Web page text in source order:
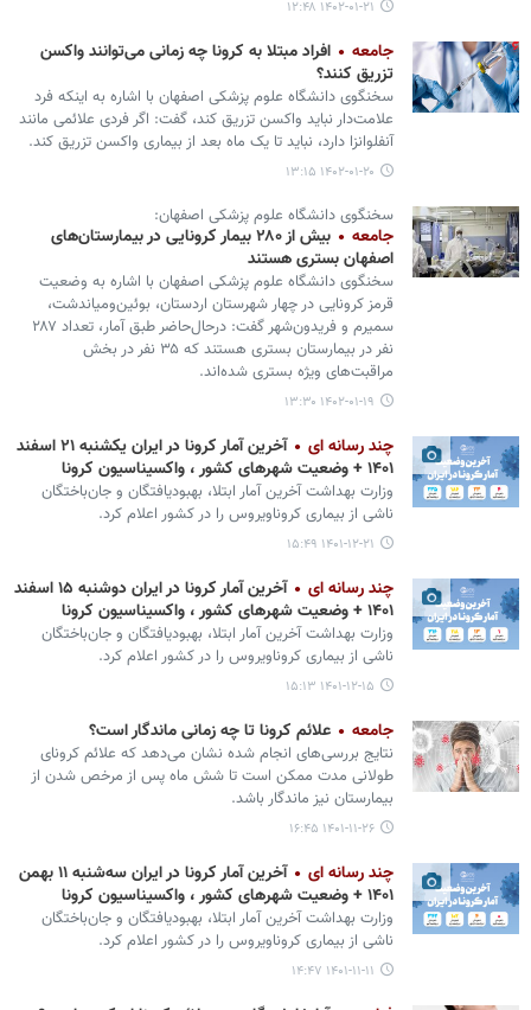
۱۴۰۲-۰۱-۲۱ ۱۲:۴۸
جامعه
افراد مبتلا به کرونا چه زمانی می‌توانند واکسن
تزریق کنند؟
سخنگوی دانشگاه علوم پزشکی اصفهان با اشاره به اینکه فرد
علامت‌دار نباید واکسن تزریق کند، گفت: اگر فردی علائمی مانند
آنفلوانزا دارد، نباید تا یک ماه بعد از بیماری واکسن تزریق کند.
۱۴۰۲-۰۱-۲۰ ۱۳:۱۵
سخنگوی دانشگاه علوم پزشکی اصفهان:
جامعه
بیش از ۲۸۰ بیمار کرونایی در بیمارستان‌های
اصفهان بستری هستند
سخنگوی دانشگاه علوم پزشکی اصفهان با اشاره به وضعیت
قرمز کرونایی در چهار شهرستان اردستان، بوئین‌ومیاندشت،
سمیرم و فریدون‌شهر گفت: درحال‌حاضر طبق آمار، تعداد ۲۸۷
نفر در بیمارستان بستری هستند که ۳۵ نفر در بخش
مراقبت‌های ویژه بستری شده‌اند.
۱۴۰۲-۰۱-۱۹ ۱۳:۳۰
چند رسانه ای
آخرین آمار کرونا در ایران یکشنبه ۲۱ اسفند
۱۴۰۱ + وضعیت شهرهای کشور ، واکسیناسیون کرونا
وزارت بهداشت آخرین آمار ابتلا، بهبودیافتگان و جان‌باختگان
ناشی از بیماری کروناویروس را در کشور اعلام کرد.
۱۴۰۱-۱۲-۲۱ ۱۵:۴۹
چند رسانه ای
آخرین آمار کرونا در ایران دوشنبه ۱۵ اسفند
۱۴۰۱ + وضعیت شهرهای کشور ، واکسیناسیون کرونا
وزارت بهداشت آخرین آمار ابتلا، بهبودیافتگان و جان‌باختگان
ناشی از بیماری کروناویروس را در کشور اعلام کرد.
۱۴۰۱-۱۲-۱۵ ۱۵:۱۳
جامعه علائم کرونا تا چه زمانی ماندگار است؟
نتایج بررسی‌های انجام شده نشان می‌دهد که علائم کرونای
طولانی مدت ممکن است تا شش ماه پس از مرخص شدن از
بیمارستان نیز ماندگار باشد.
۱۴۰۱-۱۱-۲۶ ۱۶:۴۵
چند رسانه ای
آخرین آمار کرونا در ایران سه‌شنبه ۱۱ بهمن
۱۴۰۱ + وضعیت شهرهای کشور ، واکسیناسیون کرونا
وزارت بهداشت آخرین آمار ابتلا، بهبودیافتگان و جان‌باختگان
ناشی از بیماری کروناویروس را در کشور اعلام کرد.
۱۴۰۱-۱۱-۱۱ ۱۴:۴۷